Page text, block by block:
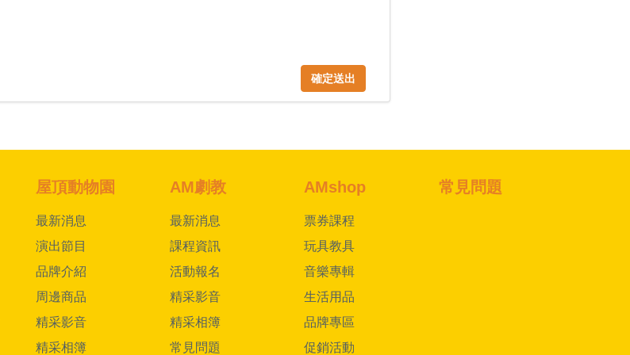
確定送出
屋頂動物園
最新消息
演出節目
品牌介紹
周邊商品
精采影音
精采相簿
AM劇教
最新消息
課程資訊
活動報名
精采影音
精采相簿
常見問題
AMshop
票券課程
玩具教具
音樂專輯
生活用品
品牌專區
促銷活動
常見問題